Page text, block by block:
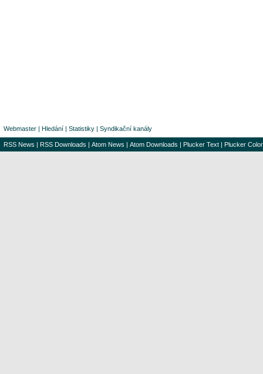
Webmaster | Hledání | Statistiky | Syndikační kanály
RSS News | RSS Downloads | Atom News | Atom Downloads | Plucker Text | Plucker Color